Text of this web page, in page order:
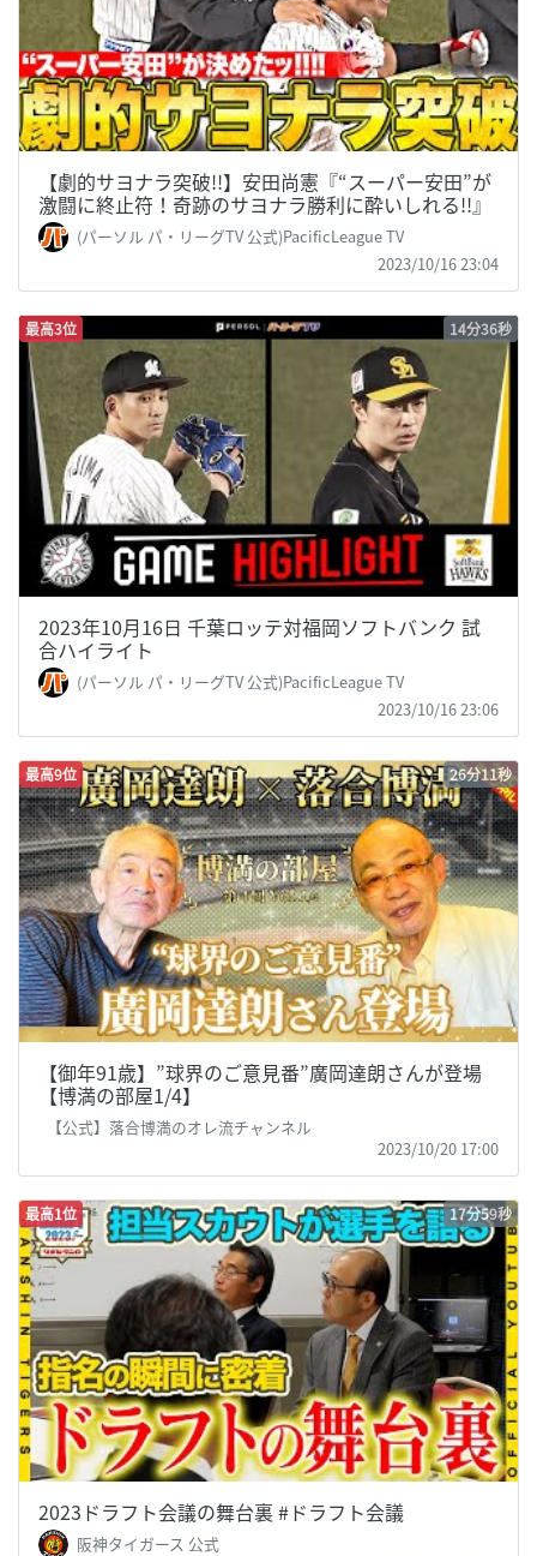
【劇的サヨナラ突破!!】安田尚憲『“スーパー安田”が
激闘に終止符！奇跡のサヨナラ勝利に酔いしれる!!』
(パーソル パ・リーグTV 公式)PacificLeague TV
2023/10/16 23:04
最高3位 14分36秒
2023年10月16日 千葉ロッテ対福岡ソフトバンク 試
合ハイライト
(パーソル パ・リーグTV 公式)PacificLeague TV
2023/10/16 23:06
最高9位 26分11秒
【御年91歳】”球界のご意見番”廣岡達朗さんが登場
【博満の部屋1/4】
【公式】落合博満のオレ流チャンネル
2023/10/20 17:00
最高1位 17分59秒
2023ドラフト会議の舞台裏 #ドラフト会議
阪神タイガース 公式